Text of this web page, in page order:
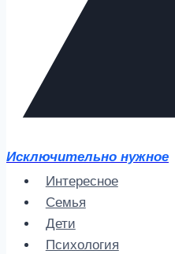
Исключительно нужное
Интересное
Семья
Дети
Психология